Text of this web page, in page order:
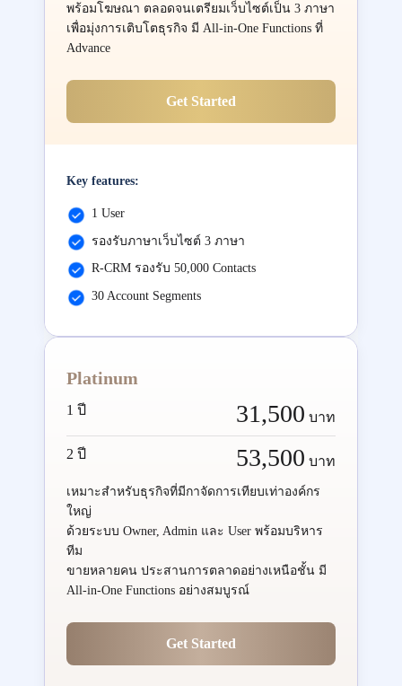
พร้อมโฆษณา ตลอดจนเตรียมเว็บไซต์เป็น 3 ภาษา
เพื่อมุ่งการเติบโตธุรกิจ มี All-in-One Functions ที่
Advance
Get Started
Key features:
1 User
รองรับภาษาเว็บไซต์ 3 ภาษา
R-CRM รองรับ 50,000 Contacts
30 Account Segments
Platinum
1 ปี 31,500 บาท
2 ปี 53,500 บาท
เหมาะสำหรับธุรกิจที่มีกาจัดการเทียบเท่าองค์กร
ใหญ่
ด้วยระบบ Owner, Admin และ User พร้อมบริหาร
ทีม
ขายหลายคน ประสานการตลาดอย่างเหนือชั้น มี
All-in-One Functions อย่างสมบูรณ์
Get Started